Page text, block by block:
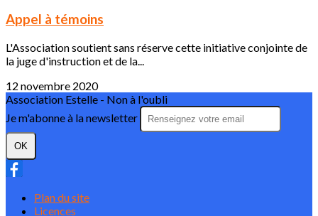
Appel à témoins
L'Association soutient sans réserve cette initiative conjointe de
la juge d'instruction et de la...
12 novembre 2020
Association Estelle - Non à l'oubli
Je m'abonne à la newsletter
OK
Plan du site
Licences